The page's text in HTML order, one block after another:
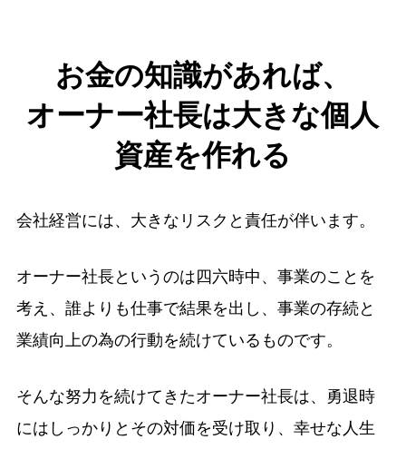
お金の知識があれば、
オーナー社長は大きな個人
資産を作れる
会社経営には、大きなリスクと責任が伴います。
オーナー社長というのは四六時中、事業のことを
考え、誰よりも仕事で結果を出し、事業の存続と
業績向上の為の行動を続けているものです。
そんな努力を続けてきたオーナー社長は、勇退時
にはしっかりとその対価を受け取り、幸せな人生